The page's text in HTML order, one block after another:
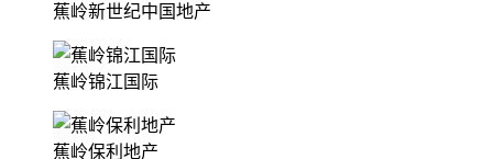
蕉岭新世纪中国地产
蕉岭锦江国际
蕉岭保利地产